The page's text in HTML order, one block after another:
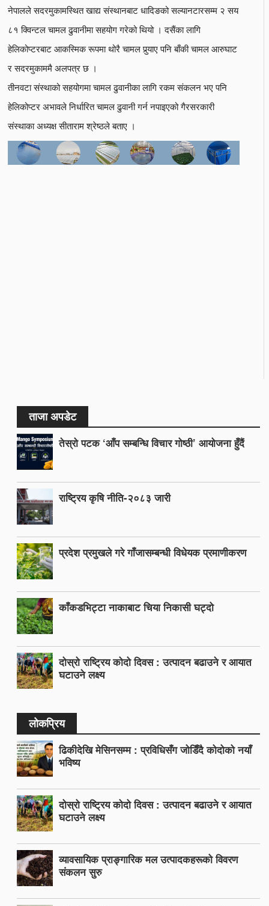
नेपालले सदरमुकामस्थित खाद्य संस्थानबाट धादिङको सल्यानटारसम्म २ सय
८१ क्विन्टल चामल ढुवानीमा सहयोग गरेको थियो । दसैंका लागि
हेलिकोप्टरबाट आकस्मिक रूपमा थोरै चामल पुर्‍याए पनि बाँकी चामल आरुघाट
र सदरमुकाममै अलपत्र छ ।
तीनवटा संस्थाको सहयोगमा चामल ढुवानीका लागि रकम संकलन भए पनि
हेलिकोप्टर अभावले निर्धारित चामल ढुवानी गर्न नपाइएको गैरसरकारी
संस्थाका अध्यक्ष सीताराम श्रेष्ठले बताए ।
ताजा अपडेट
तेस्रो पटक ‘आँप सम्बन्धि विचार गोष्ठी’ आयोजना हुँदैं
राष्ट्रिय कृषि नीति-२०८३ जारी
प्रदेश प्रमुखले गरे गाँजासम्बन्धी विधेयक प्रमाणीकरण
काँकडभिट्टा नाकाबाट चिया निकासी घट्दो
दोस्रो राष्ट्रिय कोदो दिवस : उत्पादन बढाउने र आयात
घटाउने लक्ष्य
लोकप्रिय
ढिकीदेखि मेसिनसम्म : प्रविधिसँग जोडिँदै कोदोको नयाँ
भविष्य
दोस्रो राष्ट्रिय कोदो दिवस : उत्पादन बढाउने र आयात
घटाउने लक्ष्य
व्यावसायिक प्राङ्गारिक मल उत्पादकहरूको विवरण
संकलन सुरु